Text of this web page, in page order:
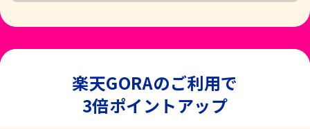
楽天GORAのご利用で
3倍ポイントアップ